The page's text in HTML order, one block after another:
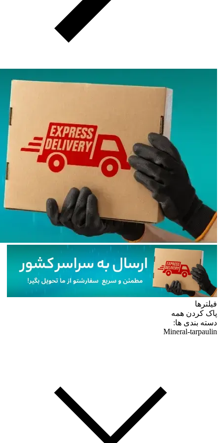
فیلترها
پاک کردن همه
دسته بندی ها:
Mineral-tarpaulin